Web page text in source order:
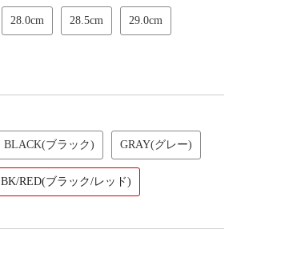
28.0cm 28.5cm 29.0cm
BLACK(ブラック) GRAY(グレー)
BK/RED(ブラック/レッド)